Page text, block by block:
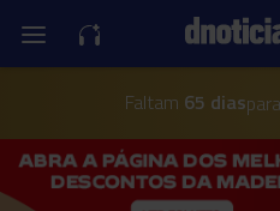
Faltam 65 dias